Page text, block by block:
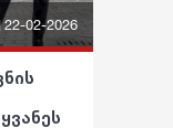
22-02-2026